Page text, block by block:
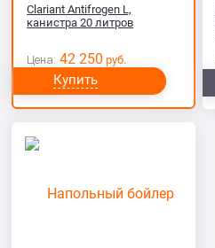
Сlariant Antifrogen L,
канистра 20 литров
Цена: 42 250 руб.
Купить